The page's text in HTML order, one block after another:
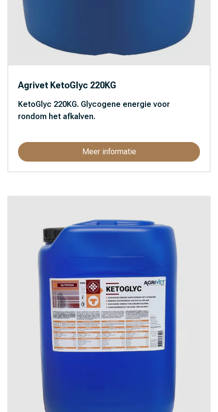
Agrivet KetoGlyc 220KG
KetoGlyc 220KG. Glycogene energie voor
rondom het afkalven.
Meer informatie